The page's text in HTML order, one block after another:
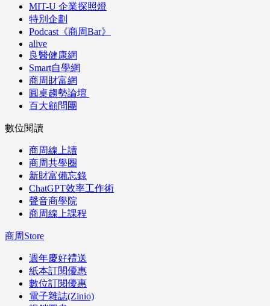
MIT-U 企業探照燈
特別企劃
Podcast《商周Bar》
alive
良醫健康網
Smart自學網
商周財富網
圓桌趨勢論壇
百大顧問團
數位閱讀
商周線上讀
商周共學圈
新財富備忘錄
ChatGPT效率工作術
聲音商學院
商周線上課程
商周Store
週年慶好禮送
紙本訂閱優惠
數位訂閱優惠
電子雜誌(Zinio)